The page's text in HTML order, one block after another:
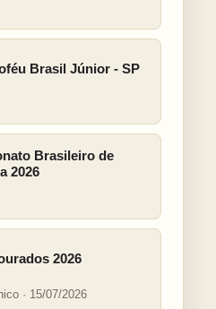
Brasil Júnior - SP
Brasileiro de
2026
2026
· 15/07/2026